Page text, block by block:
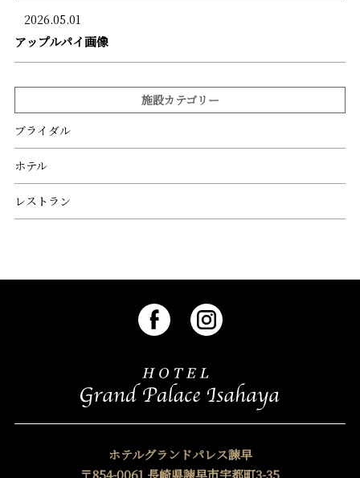
2026.05.01
アップルパイ画像
施設カテゴリー
ブライダル
ホテル
レストラン
ホテルグランドパレス諫早
〒854-0061 長崎県諫早市宇都町3-35